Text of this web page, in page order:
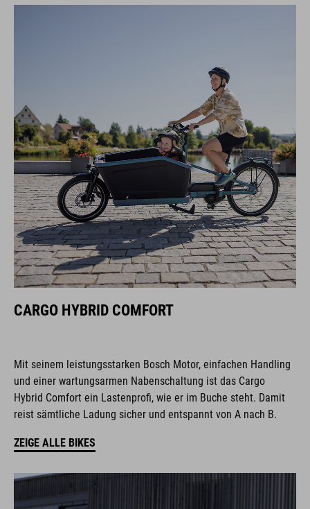
CARGO HYBRID COMFORT
Mit seinem leistungsstarken Bosch Motor, einfachen Handling
und einer wartungsarmen Nabenschaltung ist das Cargo
Hybrid Comfort ein Lastenprofi, wie er im Buche steht. Damit
reist sämtliche Ladung sicher und entspannt von A nach B.
ZEIGE ALLE BIKES